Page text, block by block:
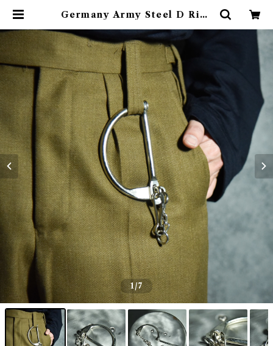
Germany Army Steel D Ring
k & collars (マークアンドカラー
ズ)
1/7